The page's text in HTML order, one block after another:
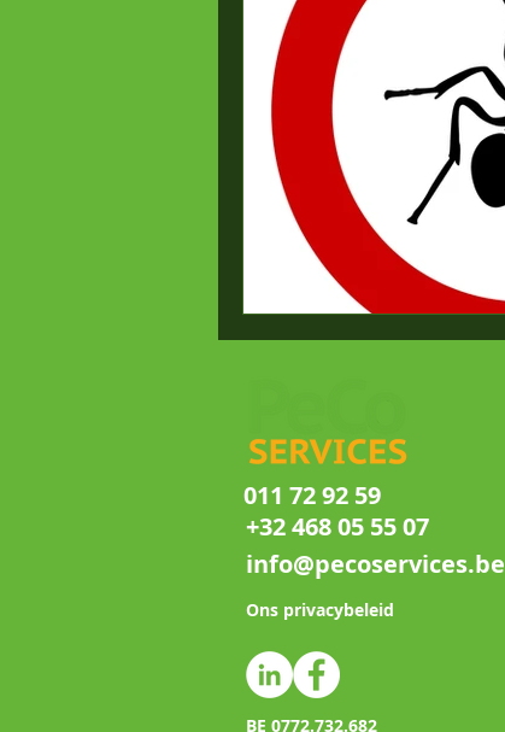
011 72 92 59
+32 468 05 55 07
info@pecoservices.be
Ons privacybeleid
BE 0772.732.682